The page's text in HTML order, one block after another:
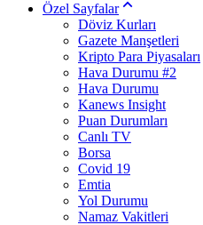
Özel Sayfalar
Döviz Kurları
Gazete Manşetleri
Kripto Para Piyasaları
Hava Durumu #2
Hava Durumu
Kanews Insight
Puan Durumları
Canlı TV
Borsa
Covid 19
Emtia
Yol Durumu
Namaz Vakitleri